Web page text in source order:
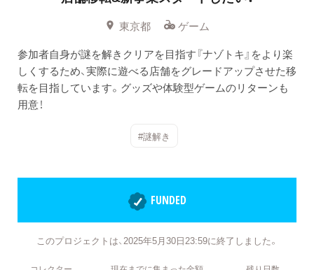
東京都
ゲーム
参加者自身が謎を解きクリアを目指す『ナゾトキ』をより楽
しくするため、実際に遊べる店舗をグレードアップさせた移
転を目指しています。グッズや体験型ゲームのリターンも
用意！
#謎解き
FUNDED
このプロジェクトは、2025年5月30日23:59に終了しました。